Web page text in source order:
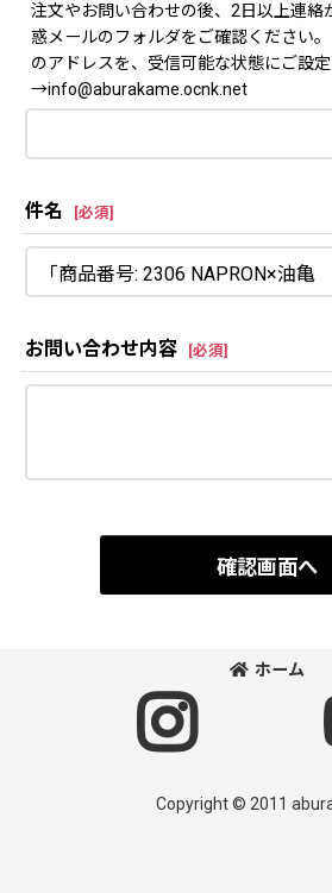
注文やお問い合わせの後、2日以上連絡
惑メールのフォルダをご確認ください
のアドレスを、受信可能な状態にご設定
→info@aburakame.ocnk.net
件名 [必須]
お問い合わせ内容 [必須]
確認画面へ
ホーム
Copyright © 2011